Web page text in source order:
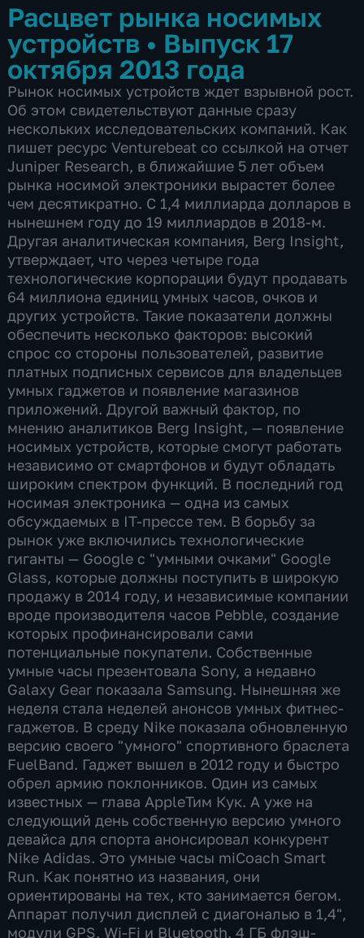
Расцвет рынка носимых
устройств • Выпуск 17
октября 2013 года
Рынок носимых устройств ждет взрывной рост.
Об этом свидетельствуют данные сразу
нескольких исследовательских компаний. Как
пишет ресурс Venturebeat со ссылкой на отчет
Juniper Research, в ближайшие 5 лет объем
рынка носимой электроники вырастет более
чем десятикратно. С 1,4 миллиарда долларов в
нынешнем году до 19 миллиардов в 2018-м.
Другая аналитическая компания, Berg Insight,
утверждает, что через четыре года
технологические корпорации будут продавать
64 миллиона единиц умных часов, очков и
других устройств. Такие показатели должны
обеспечить несколько факторов: высокий
спрос со стороны пользователей, развитие
платных подписных сервисов для владельцев
умных гаджетов и появление магазинов
приложений. Другой важный фактор, по
мнению аналитиков Berg Insight, — появление
носимых устройств, которые смогут работать
независимо от смартфонов и будут обладать
широким спектром функций. В последний год
носимая электроника — одна из самых
обсуждаемых в IT-прессе тем. В борьбу за
рынок уже включились технологические
гиганты — Google с "умными очками" Google
Glass, которые должны поступить в широкую
продажу в 2014 году, и независимые компании
вроде производителя часов Pebble, создание
которых профинансировали сами
потенциальные покупатели. Собственные
умные часы презентовала Sony, а недавно
Galaxy Gear показала Samsung. Нынешняя же
неделя стала неделей анонсов умных фитнес-
гаджетов. В среду Nike показала обновленную
версию своего "умного" спортивного браслета
FuelBand. Гаджет вышел в 2012 году и быстро
обрел армию поклонников. Один из самых
известных — глава AppleТим Кук. А уже на
следующий день собственную версию умного
девайса для спорта анонсировал конкурент
Nike Adidas. Это умные часы miCoach Smart
Run. Как понятно из названия, они
ориентированы на тех, кто занимается бегом.
Аппарат получил дисплей с диагональю в 1,4",
модули GPS, Wi-Fi и Bluetooth, 4 ГБ флэш-